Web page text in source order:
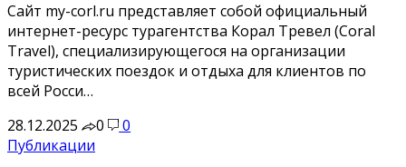
Сайт my-corl.ru представляет собой официальный
интернет-ресурс турагентства Корал Тревел (Coral
Travel), специализирующегося на организации
туристических поездок и отдыха для клиентов по
всей Росси…
28.12.2025
0
0
Публикации